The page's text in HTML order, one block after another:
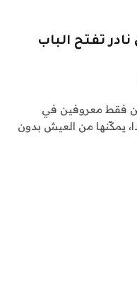
تفتح الباب
فقط معروفين في
يمكّنها من العيش بدون